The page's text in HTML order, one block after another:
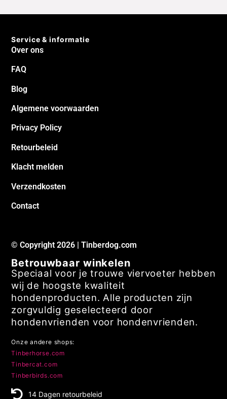
Service & informatie
Over ons
FAQ
Blog
Algemene voorwaarden
Privacy Policy
Retourbeleid
Klacht melden
Verzendkosten
Contact
© Copyright 2026 | Tinberdog.com
Betrouwbaar winkelen
Speciaal voor je trouwe viervoeter hebben
wij de hoogste kwaliteit
hondenproducten. Alle producten zijn
zorgvuldig geselecteerd door
hondenvrienden voor hondenvrienden.
Onze andere shops:
Tinberhorse.com
Tinbercat.com
Tinberbirds.com
14 Dagen retourbeleid